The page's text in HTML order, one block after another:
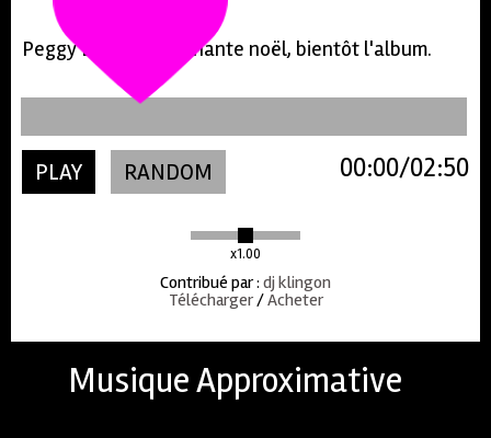
Peggy Lee Copper chante noël, bientôt l'album.
PLAY RANDOM
x1.00
02:50
00:00
Contribué par: dj klingon
Télécharger/Acheter
Musique Approximative